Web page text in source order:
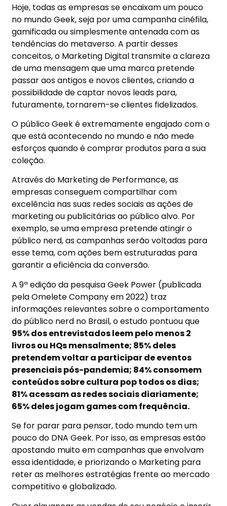
Hoje, todas as empresas se encaixam um pouco
no mundo Geek, seja por uma campanha cinéfila,
gamificada ou simplesmente antenada com as
tendências do metaverso. A partir desses
conceitos, o Marketing Digital transmite a clareza
de uma mensagem que uma marca pretende
passar aos antigos e novos clientes, criando a
possibilidade de captar novos leads para,
futuramente, tornarem-se clientes fidelizados.
O público Geek é extremamente engajado com o
que está acontecendo no mundo e não mede
esforços quando é comprar produtos para a sua
coleção.
Através do Marketing de Performance, as
empresas conseguem compartilhar com
excelência nas suas redes sociais as ações de
marketing ou publicitárias ao público alvo. Por
exemplo, se uma empresa pretende atingir o
público nerd, as campanhas serão voltadas para
esse tema, com ações bem estruturadas para
garantir a eficiência da conversão.
A 9ª edição da pesquisa Geek Power (publicada
pela Omelete Company em 2022) traz
informações relevantes sobre o comportamento
do público nerd no Brasil, o estudo pontuou que
95% dos entrevistados leem pelo menos 2
livros ou HQs mensalmente; 85% deles
pretendem voltar a participar de eventos
presenciais pós-pandemia; 84% consomem
conteúdos sobre cultura pop todos os dias;
81% acessam as redes sociais diariamente;
65% deles jogam games com frequência.
Se for parar para pensar, todo mundo tem um
pouco do DNA Geek. Por isso, as empresas estão
apostando muito em campanhas que envolvam
essa identidade, e priorizando o Marketing para
reter as melhores estratégias frente ao mercado
competitivo e globalizado.